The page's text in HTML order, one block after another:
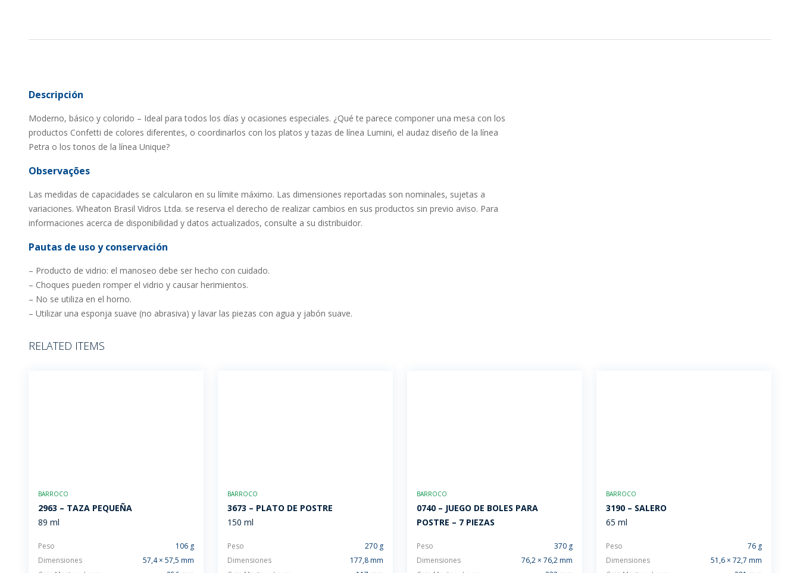
Descripción
Moderno, básico y colorido – Ideal para todos los días y ocasiones especiales. ¿Qué te parece componer una mesa con los
productos Confetti de colores diferentes, o coordinarlos con los platos y tazas de línea Lumini, el audaz diseño de la línea
Petra o los tonos de la línea Unique?
Observações
Las medidas de capacidades se calcularon en su límite máximo. Las dimensiones reportadas son nominales, sujetas a
variaciones. Wheaton Brasil Vidros Ltda. se reserva el derecho de realizar cambios en sus productos sin previo aviso. Para
informaciones acerca de disponibilidad y datos actualizados, consulte a su distribuidor.
Pautas de uso y conservación
– Producto de vidrio: el manoseo debe ser hecho con cuidado.
– Choques pueden romper el vidrio y causar herimientos.
– No se utiliza en el horno.
– Utilizar una esponja suave (no abrasiva) y lavar las piezas con agua y jabón suave.
RELATED ITEMS
BARROCO
2963 – TAZA PEQUEÑA
89 ml
Peso
106 g
Dimensiones
57,4 × 57,5 mm
BARROCO
3673 – PLATO DE POSTRE
150 ml
Peso
270 g
Dimensiones
177,8 mm
BARROCO
0740 – JUEGO DE BOLES PARA
POSTRE – 7 PIEZAS
Peso
370 g
Dimensiones
76,2 × 76,2 mm
BARROCO
3190 – SALERO
65 ml
Peso
76 g
Dimensiones
51,6 × 72,7 mm